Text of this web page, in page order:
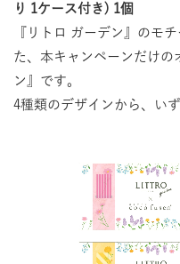
り 1ケース付き) 1個
『リトロ ガーデン』のモ
た、本キャンペーンだけの
ン』です。
4種類のデザインから、い